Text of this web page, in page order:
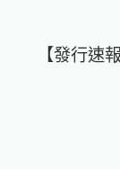
【發行速